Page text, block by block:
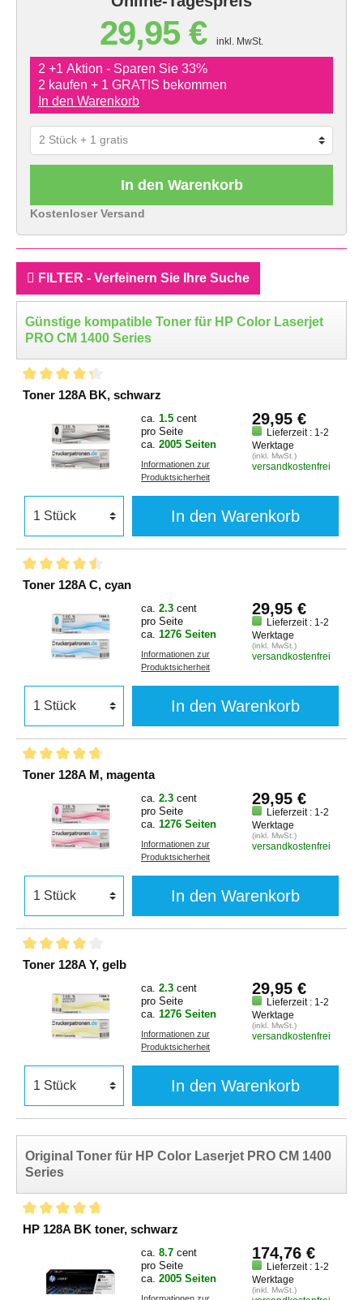
29,95 € inkl. MwSt.
2 +1 Aktion - Sparen Sie 33%
2 kaufen + 1 GRATIS bekommen
In den Warenkorb
In den Warenkorb
Kostenloser Versand
FILTER - Verfeinern Sie Ihre Suche
Günstige kompatible Toner für HP Color Laserjet
PRO CM 1400 Series
Toner 128A BK, schwarz
ca. 1.5 cent
pro Seite
ca. 2005 Seiten
Informationen zur
Produktsicherheit
29,95 €
Lieferzeit : 1-2
Werktage
(inkl. MwSt.)
versandkostenfrei
In den Warenkorb
Toner 128A C, cyan
ca. 2.3 cent
pro Seite
ca. 1276 Seiten
Informationen zur
Produktsicherheit
29,95 €
Lieferzeit : 1-2
Werktage
(inkl. MwSt.)
versandkostenfrei
In den Warenkorb
Toner 128A M, magenta
ca. 2.3 cent
pro Seite
ca. 1276 Seiten
Informationen zur
Produktsicherheit
29,95 €
Lieferzeit : 1-2
Werktage
(inkl. MwSt.)
versandkostenfrei
In den Warenkorb
Toner 128A Y, gelb
ca. 2.3 cent
pro Seite
ca. 1276 Seiten
Informationen zur
Produktsicherheit
29,95 €
Lieferzeit : 1-2
Werktage
(inkl. MwSt.)
versandkostenfrei
In den Warenkorb
Original Toner für HP Color Laserjet PRO CM 1400
Series
HP 128A BK toner, schwarz
ca. 8.7 cent
pro Seite
ca. 2005 Seiten
Informationen zur
174,76 €
Lieferzeit : 1-2
Werktage
(inkl. MwSt.)